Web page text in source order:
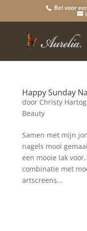
Bel voor
Happy Sunday
door Christy
Beauty
Samen met mijn
nagels mooi
een mooie lak
combinatie met
artscreens...